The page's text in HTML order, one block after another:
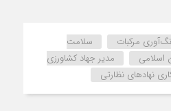
مرکبات
سلامت
مدیر جهاد کشاورزی
نهادهای نظارتی